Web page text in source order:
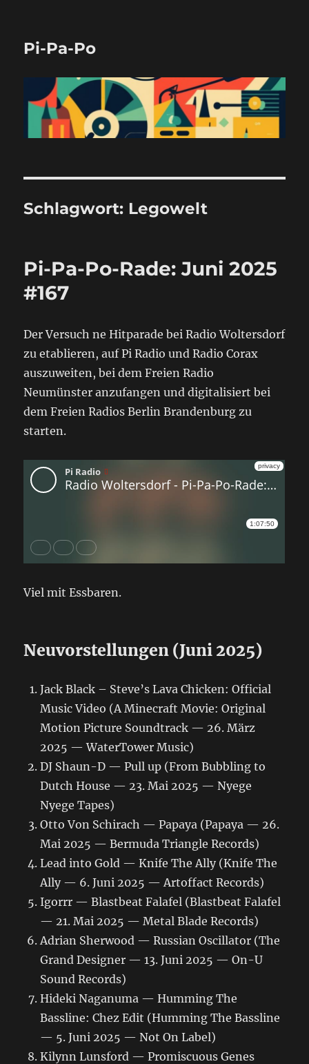
Pi-Pa-Po
Schlagwort: Legowelt
Pi-Pa-Po-Rade: Juni 2025
#167
Der Versuch ne Hitparade bei Radio Woltersdorf
zu etablieren, auf Pi Radio und Radio Corax
auszuweiten, bei dem Freien Radio
Neumünster anzufangen und digitalisiert bei
dem Freien Radios Berlin Brandenburg zu
starten.
Viel mit Essbaren.
Neuvorstellungen (Juni 2025)
Jack Black – Steve’s Lava Chicken: Official
Music Video (A Minecraft Movie: Original
Motion Picture Soundtrack — 26. März
2025 — WaterTower Music)
DJ Shaun-D — Pull up (From Bubbling to
Dutch House — 23. Mai 2025 — Nyege
Nyege Tapes)
Otto Von Schirach — Papaya (Papaya — 26.
Mai 2025 — Bermuda Triangle Records)
Lead into Gold — Knife The Ally (Knife The
Ally — 6. Juni 2025 — Artoffact Records)
Igorrr — Blastbeat Falafel (Blastbeat Falafel
— 21. Mai 2025 — Metal Blade Records)
Adrian Sherwood — Russian Oscillator (The
Grand Designer — 13. Juni 2025 — On-U
Sound Records)
Hideki Naganuma — Humming The
Bassline: Chez Edit (Humming The Bassline
— 5. Juni 2025 — Not On Label)
Kilynn Lunsford — Promiscuous Genes